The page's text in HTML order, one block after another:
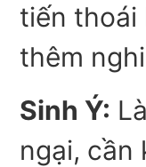
tiến thoái
thêm
Sinh Ý:
ngại, cần